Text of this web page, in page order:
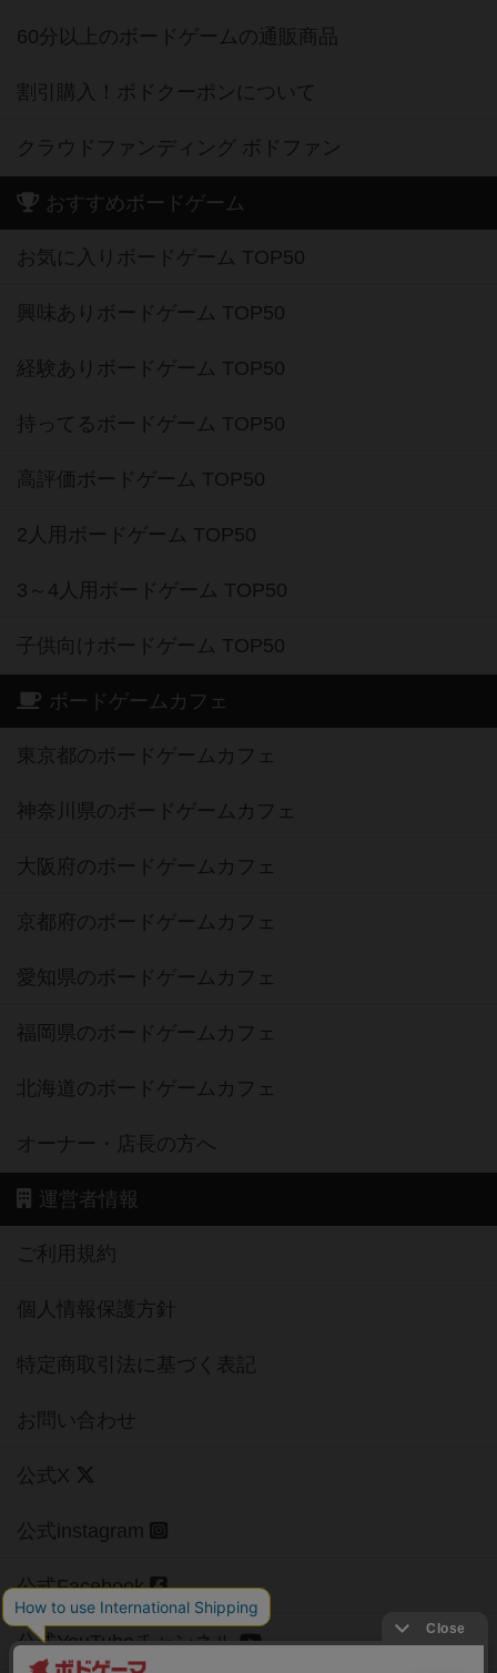
60分以上のボードゲームの通販商品
割引購入！ボドクーポンについて
クラウドファンディング ボドファン
おすすめボードゲーム
お気に入りボードゲーム TOP50
興味ありボードゲーム TOP50
経験ありボードゲーム TOP50
持ってるボードゲーム TOP50
高評価ボードゲーム TOP50
2人用ボードゲーム TOP50
3～4人用ボードゲーム TOP50
子供向けボードゲーム TOP50
ボードゲームカフェ
東京都のボードゲームカフェ
神奈川県のボードゲームカフェ
大阪府のボードゲームカフェ
京都府のボードゲームカフェ
愛知県のボードゲームカフェ
福岡県のボードゲームカフェ
北海道のボードゲームカフェ
オーナー・店長の方へ
運営者情報
ご利用規約
個人情報保護方針
特定商取引法に基づく表記
お問い合わせ
公式X
公式instagram
公式Facebook
公式YouTubeチャンネル